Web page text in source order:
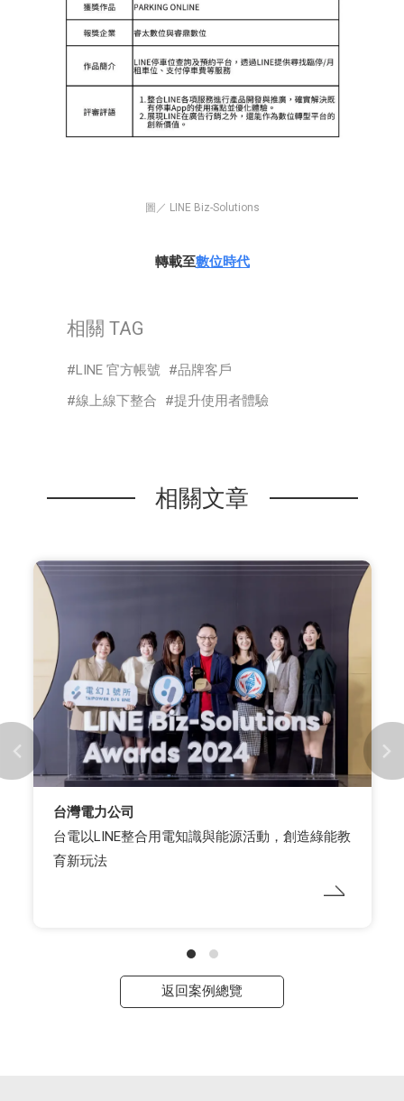
圖／ LINE Biz-Solutions
轉載至數位時代
相關 TAG
LINE 官方帳號
品牌客戶
線上線下整合
提升使用者體驗
相關文章
台灣電力公司
台電以LINE整合用電知識與能源活動，創造綠能教
育新玩法
返回案例總覽